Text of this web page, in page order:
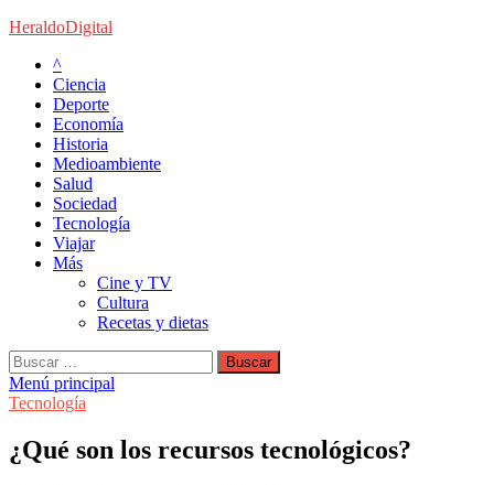
Saltar
contenido
HeraldoDigital
^
Ciencia
Deporte
Economía
Historia
Medioambiente
Salud
Sociedad
Tecnología
Viajar
Más
Cine y TV
Cultura
Recetas y dietas
Buscar:
Menú principal
Tecnología
¿Qué son los recursos tecnológicos?